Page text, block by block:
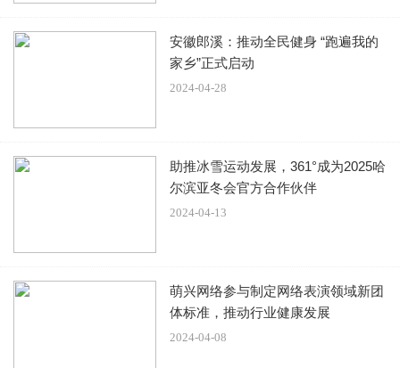
小夭从小经历颠沛流离，加上父母一辈复杂的爱情，小夭不
璟。
本文来源系统网络数据抓取，如不想被抓取传播，请告知删
原文链接：
《长相思》结局里小夭把相柳忘记了吗？《长相
安徽郎溪：推动全民健身 “跑遍我的
家乡”正式启动
2024-04-28
助推冰雪运动发展，361°成为2025哈
尔滨亚冬会官方合作伙伴
2024-04-13
萌兴网络参与制定网络表演领域新团
体标准，推动行业健康发展
2024-04-08